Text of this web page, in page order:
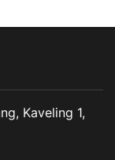
Kaveling 1,